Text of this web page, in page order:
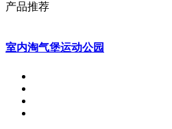
产品推荐
室内淘气堡运动公园